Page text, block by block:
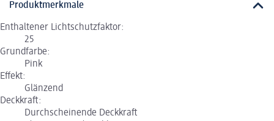
Produktmerkmale
Enthaltener Lichtschutzfaktor:
25
Grundfarbe:
Pink
Effekt:
Glänzend
Deckkraft:
Durchscheinende Deckkraft